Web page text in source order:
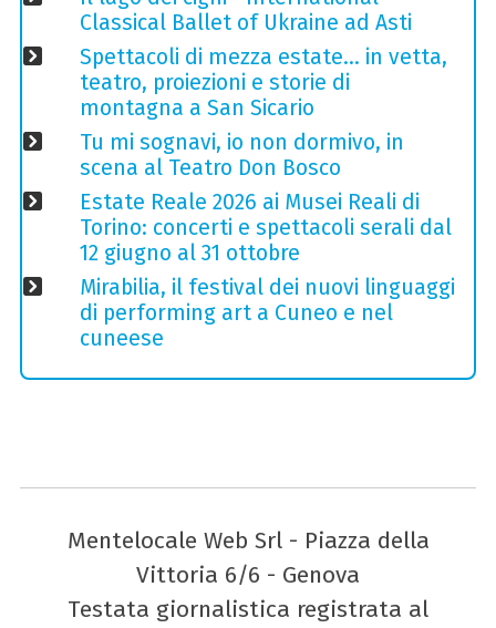
Classical Ballet of Ukraine ad Asti
Spettacoli di mezza estate… in vetta,
teatro, proiezioni e storie di
montagna a San Sicario
Tu mi sognavi, io non dormivo, in
scena al Teatro Don Bosco
Estate Reale 2026 ai Musei Reali di
Torino: concerti e spettacoli serali dal
12 giugno al 31 ottobre
Mirabilia, il festival dei nuovi linguaggi
di performing art a Cuneo e nel
cuneese
Mentelocale Web Srl - Piazza della
Vittoria 6/6 - Genova
Testata giornalistica registrata al